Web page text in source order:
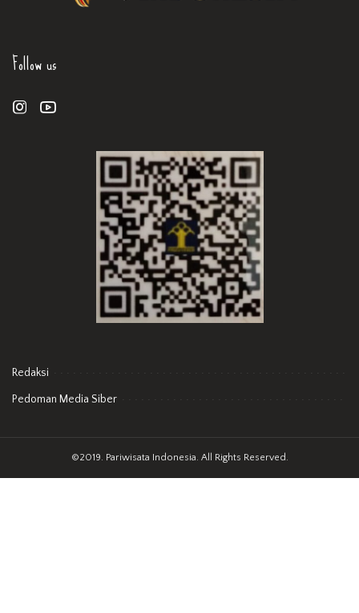
Follow us
Redaksi
Pedoman Media Siber
©2019. Pariwisata Indonesia. All Rights Reserved.